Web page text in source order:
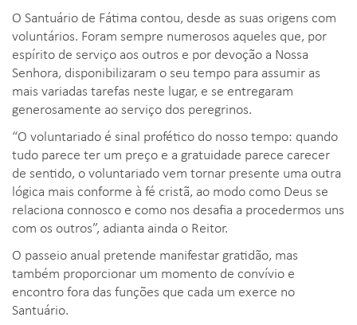
O Santuário de Fátima contou, desde as suas origens com
voluntários. Foram sempre numerosos aqueles que, por
espírito de serviço aos outros e por devoção a Nossa
Senhora, disponibilizaram o seu tempo para assumir as
mais variadas tarefas neste lugar, e se entregaram
generosamente ao serviço dos peregrinos.
“O voluntariado é sinal profético do nosso tempo: quando
tudo parece ter um preço e a gratuidade parece carecer
de sentido, o voluntariado vem tornar presente uma outra
lógica mais conforme à fé cristã, ao modo como Deus se
relaciona connosco e como nos desafia a procedermos uns
com os outros”, adianta ainda o Reitor.
O passeio anual pretende manifestar gratidão, mas
também proporcionar um momento de convívio e
encontro fora das funções que cada um exerce no
Santuário.